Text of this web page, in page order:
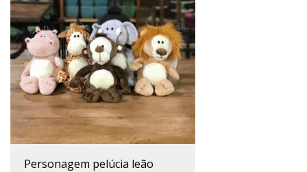
personagem pelúcia leão